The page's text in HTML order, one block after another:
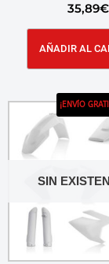
35,89€
AÑADIR AL
SIN
¡ENVÍO